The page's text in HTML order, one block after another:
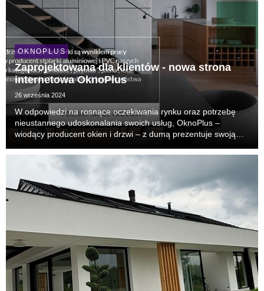
OKNOPLUS
Zaprojektowana dla klientów - nowa strona
internetowa OknoPlus
26 września 2024
W odpowiedzi na rosnące oczekiwania rynku oraz potrzebę
nieustannego udoskonalania swoich usług, OknoPlus –
wiodący producent okien i drzwi – z dumą prezentuje swoją
zaprojektowana tak, aby proces wyboru produktów b...